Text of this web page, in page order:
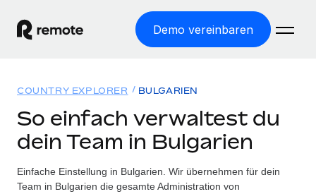
Demo vereinbaren
WELTWEITE BESCHÄFTIGUNG
Globale Payroll
Einfache, rechtssicher Payroll
Lösungen
WELTWEITE ABDECKUNG
Ressourcen
COUNTRY EXPLORER BULGARIEN
So einfach verwaltest du
dein Team in Bulgarien
Einfache Einstellung in Bulgarien. Wir übernehmen für dein
Team in Bulgarien die gesamte Administration von